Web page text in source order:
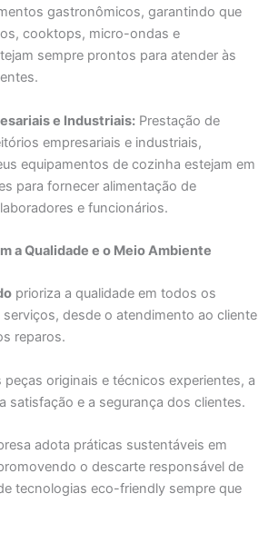
gastronômicos, garantindo que
cooktops, micro-ondas e
sempre prontos para atender às
e Industriais: Prestação de
empresariais e industriais,
equipamentos de cozinha estejam em
para fornecer alimentação de
e funcionários.
a Qualidade e o Meio Ambiente
prioriza a qualidade em todos os
desde o atendimento ao cliente
reparos.
peças originais e técnicos experientes, a
satisfação e a segurança dos clientes.
adota práticas sustentáveis em
o descarte responsável de
tecnologias eco-friendly sempre que